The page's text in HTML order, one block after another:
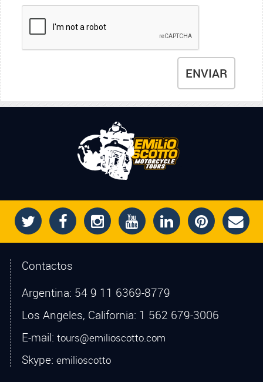
Contactos
Argentina: 54 9 11 6369-8779
Los Angeles, California: 1 562 679-3006
E-mail: tours@emilioscotto.com
Skype: emilioscotto